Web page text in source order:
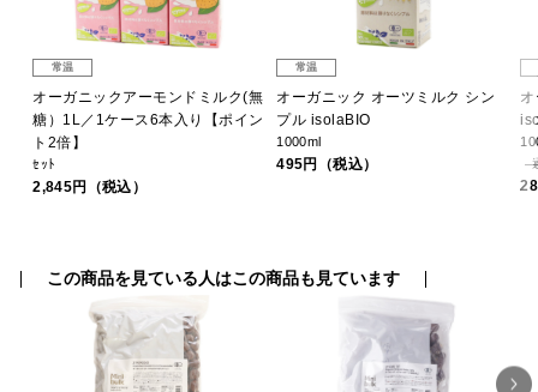
常温
オーガニックアーモンドミルク(無
糖）1L／1ケース6本入り【ポイン
ト2倍】
ｾｯﾄ
2,845円（税込）
常温
オーガニック オーツミルク シン
プル isolaBIO
1000ml
495円（税込）
この商品を見ている人はこの商品も見ています